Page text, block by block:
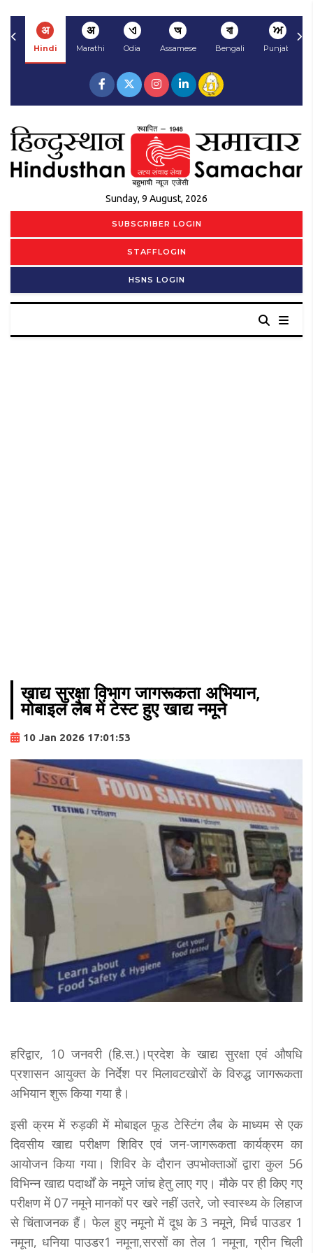
अ
Hindi
अ
Marathi
ଏ
Odia
অ
Assamese
বা
Bengali
ਅ
Punjabi
Sunday, 9 August, 2026
SUBSCRIBER LOGIN
STAFFLOGIN
HSNS LOGIN
खाद्य सुरक्षा विभाग जागरूकता अभियान,
मोबाइल लैब में टेस्ट हुए खाद्य नमूने
10 Jan 2026 17:01:53
हरिद्वार, 10 जनवरी (हि.स.)।प्रदेश के खाद्य सुरक्षा एवं औषधि
प्रशासन आयुक्त के निर्देश पर मिलावटखोरों के विरुद्ध जागरूकता
अभियान शुरू किया गया है।
इसी क्रम में रुड़की में मोबाइल फूड टेस्टिंग लैब के माध्यम से एक
दिवसीय खाद्य परीक्षण शिविर एवं जन-जागरूकता कार्यक्रम का
आयोजन किया गया। ​शिविर के दौरान उपभोक्ताओं द्वारा कुल 56
विभिन्न खाद्य पदार्थों के नमूने जांच हेतु लाए गए। मौके पर ही किए गए
परीक्षण में 07 नमूने मानकों पर खरे नहीं उतरे, जो स्वास्थ्य के लिहाज
से चिंताजनक हैं। फेल हुए नमूनो में ​दूध के 3 नमूने, मिर्च पाउडर 1
नमूना,​ धनिया पाउडर1 नमूना,​सरसों का तेल 1 नमूना,​ ग्रीन चिली